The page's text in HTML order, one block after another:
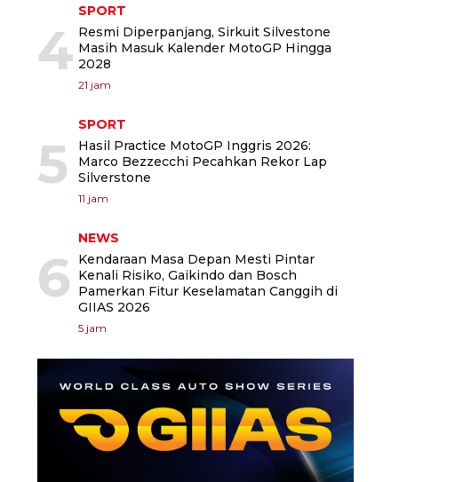
4
SPORT
Resmi Diperpanjang, Sirkuit Silvestone
Masih Masuk Kalender MotoGP Hingga
2028
21 jam
5
SPORT
Hasil Practice MotoGP Inggris 2026:
Marco Bezzecchi Pecahkan Rekor Lap
Silverstone
11 jam
6
NEWS
Kendaraan Masa Depan Mesti Pintar
Kenali Risiko, Gaikindo dan Bosch
Pamerkan Fitur Keselamatan Canggih di
GIIAS 2026
5 jam